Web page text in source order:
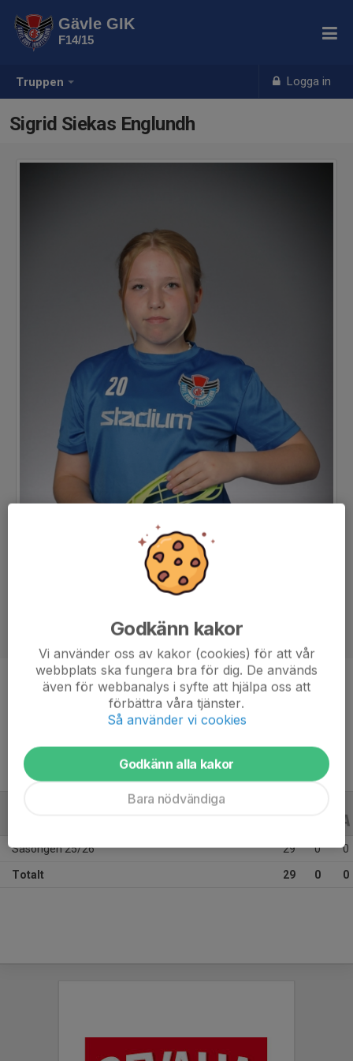
Truppen Logga in
Gävle GIK
F14/15
Sigrid Siekas Englundh
Position
-
11 år
Säsongen 25/26 29 0 0
Totalt 29 0 0
Godkänn kakor
Vi använder oss av kakor (cookies) för att vår
webbplats ska fungera bra för dig. De används
även för webbanalys i syfte att hjälpa oss att
förbättra våra tjänster.
Så använder vi cookies
Godkänn alla kakor
Bara nödvändiga